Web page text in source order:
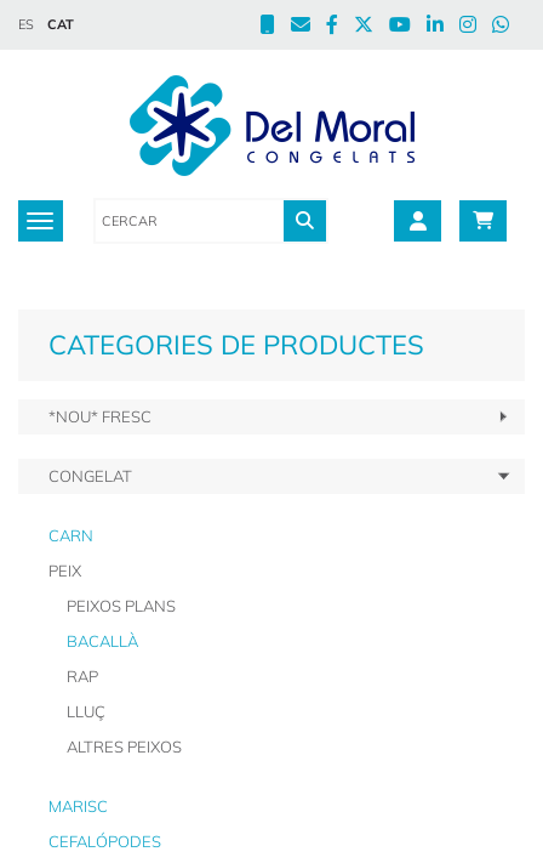
ES CAT
Toggle navigation
CATEGORIES DE PRODUCTES
*NOU* FRESC
CONGELAT
CARN
PEIX
PEIXOS PLANS
BACALLÀ
RAP
LLUÇ
ALTRES PEIXOS
MARISC
CEFALÓPODES